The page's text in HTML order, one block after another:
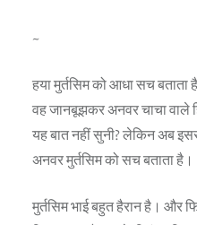
~
हया मुर्तसिम को आधा सच बताता
वह जानबूझकर अनवर चाचा वाले
यह बात नहीं सुनी? लेकिन अब
अनवर मुर्तसिम को सच बताता है।
मुर्तसिम भाई बहुत हैरान है।